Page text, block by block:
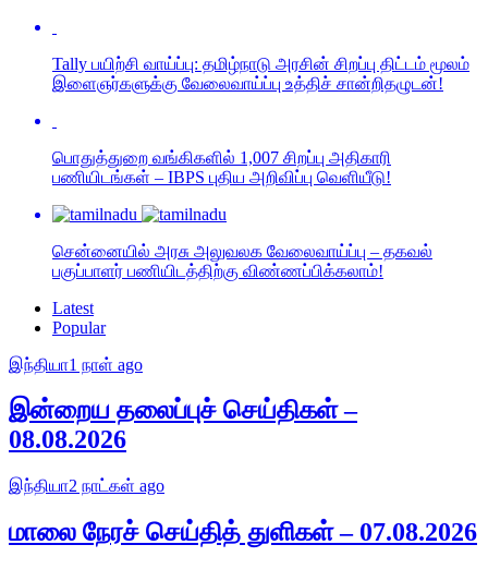
Tally பயிற்சி வாய்ப்பு: தமிழ்நாடு அரசின் சிறப்பு திட்டம் மூலம்
இளைஞர்களுக்கு வேலைவாய்ப்பு உத்திச் சான்றிதழுடன்!
பொதுத்துறை வங்கிகளில் 1,007 சிறப்பு அதிகாரி
பணியிடங்கள் – IBPS புதிய அறிவிப்பு வெளியீடு!
சென்னையில் அரசு அலுவலக வேலைவாய்ப்பு – தகவல்
பகுப்பாளர் பணியிடத்திற்கு விண்ணப்பிக்கலாம்!
Latest
Popular
இந்தியா1 நாள் ago
இன்றைய தலைப்புச் செய்திகள் –
08.08.2026
இந்தியா2 நாட்கள் ago
மாலை நேரச் செய்தித் துளிகள் – 07.08.2026